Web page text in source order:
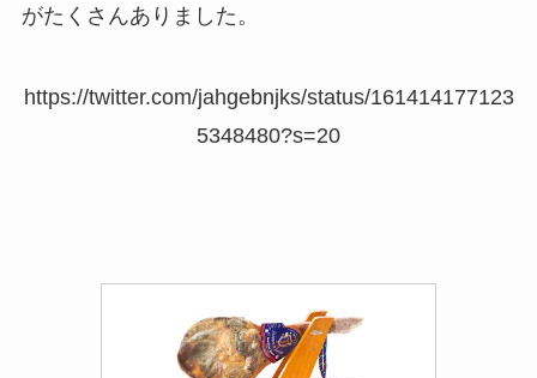
買ってよかった冷蔵庫はこれ！人気メーカ
ーや一人暮らしにおすすめも紹介！
てんさい糖が体に悪い理由は？危険なの？
リットやおすすめ商品を紹介！
がたくさんありました。
https://twitter.com/jahgebnjks/status/161414177123
5348480?s=20